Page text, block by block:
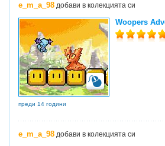
e_m_a_98 добави в колекцията си
Woopers
преди 14 години
e_m_a_98 добави в колекцията си